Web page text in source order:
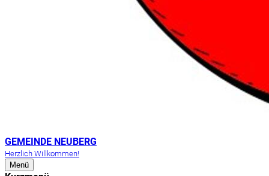
GEMEINDE NEUBERG
Herzlich Willkommen!
Menü